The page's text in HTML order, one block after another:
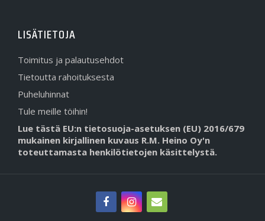
LISÄTIETOJA
Toimitus ja palautusehdot
Tietoutta rahoituksesta
Puheluhinnat
Tule meille töihin!
Lue tästä EU:n tietosuoja-asetuksen (EU) 2016/679
mukainen kirjallinen kuvaus R.M. Heino Oy'n
toteuttamasta henkilötietojen käsittelystä.